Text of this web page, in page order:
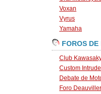
Voxan
Vyrus
Yamaha
FOROS DE
Club
Custom
Debate de
Foro